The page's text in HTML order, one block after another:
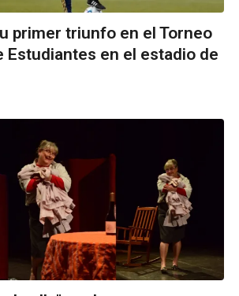
primer triunfo en el Torneo
Estudiantes en el estadio de